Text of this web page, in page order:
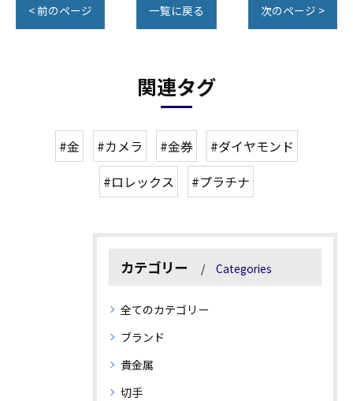
< 前のページ 一覧に戻る 次のページ >
関連タグ
#金 #カメラ #金券
#ダイヤモンド
#ロレックス
#プラチナ
カテゴリー Categories
全てのカテゴリー
ブランド
貴金属
切手